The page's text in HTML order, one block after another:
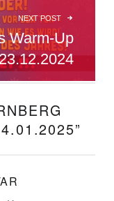
NEXT POST
Warm-Up
”